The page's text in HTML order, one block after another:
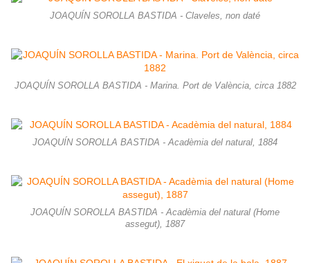
JOAQUÍN SOROLLA BASTIDA - Claveles, non daté
JOAQUÍN SOROLLA BASTIDA - Marina. Port de València, circa 1882
JOAQUÍN SOROLLA BASTIDA - Acadèmia del natural, 1884
JOAQUÍN SOROLLA BASTIDA - Acadèmia del natural (Home
assegut), 1887